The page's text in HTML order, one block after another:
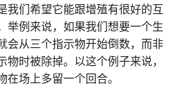
我们希望它能跟增殖有很好的互
举例来说，如果我们想要一个生
会从三个指示物开始倒数，而非
时被除掉。以这个例子来说，
场上多留一个回合。